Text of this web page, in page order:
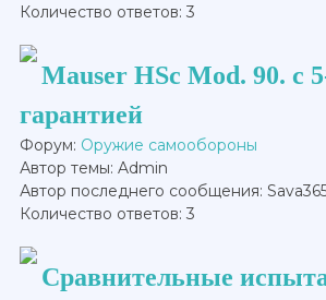
Количество ответов: 3
Mauser HSc Mod. 90. с
гарантией
Форум: Оружие самообороны
Автор темы: Admin
Автор последнего сообщения:
Количество ответов: 3
Сравнительные